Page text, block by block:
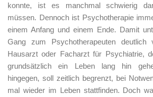
konnte, ist es manchmal schwierig
müssen. Dennoch ist Psychotherapie
einem Anfang und einem Ende. Damit
Gang zum Psychotherapeuten
Hausarzt oder Facharzt für Psychiatrie,
grundsätzlich ein Leben lang hin
hingegen, soll zeitlich begrenzt, bei
mal wieder im Leben stattfinden. Doch